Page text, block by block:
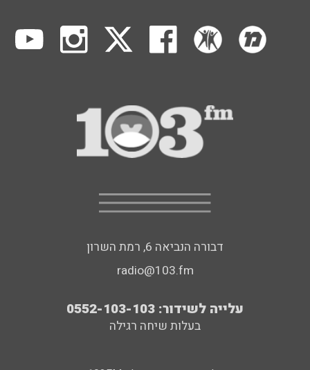
דבורה הנביאה 6, רמת השרון
radio@103.fm
עלייה לשידור: 0552-103-103
בעלות שיחה רגילה